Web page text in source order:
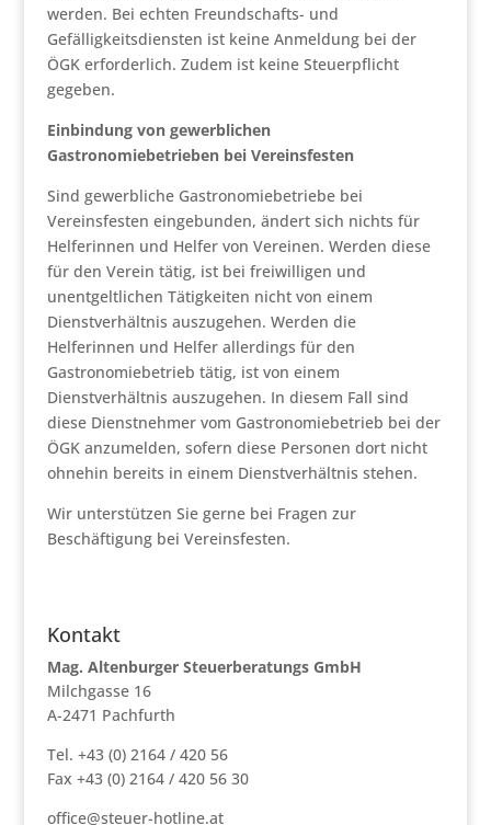
werden. Bei echten Freundschafts- und
Gefälligkeitsdiensten ist keine Anmeldung bei der
ÖGK erforderlich. Zudem ist keine Steuerpflicht
gegeben.
Einbindung von gewerblichen
Gastronomiebetrieben bei Vereinsfesten
Sind gewerbliche Gastronomiebetriebe bei
Vereinsfesten eingebunden, ändert sich nichts für
Helferinnen und Helfer von Vereinen. Werden diese
für den Verein tätig, ist bei freiwilligen und
unentgeltlichen Tätigkeiten nicht von einem
Dienstverhältnis auszugehen. Werden die
Helferinnen und Helfer allerdings für den
Gastronomiebetrieb tätig, ist von einem
Dienstverhältnis auszugehen. In diesem Fall sind
diese Dienstnehmer vom Gastronomiebetrieb bei der
ÖGK anzumelden, sofern diese Personen dort nicht
ohnehin bereits in einem Dienstverhältnis stehen.
Wir unterstützen Sie gerne bei Fragen zur
Beschäftigung bei Vereinsfesten.
Kontakt
Mag. Altenburger Steuerberatungs GmbH
Milchgasse 16
A-2471 Pachfurth
Tel. +43 (0) 2164 / 420 56
Fax +43 (0) 2164 / 420 56 30
office@steuer-hotline.at